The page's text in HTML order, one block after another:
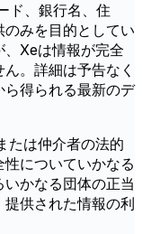
ド、銀行名、住
みを目的としてい
、Xeは情報が完全
。詳細は予告なく
得られる最新のデ
たは仲介者の法的
についていかなる
かなる団体の正当
供された情報の利